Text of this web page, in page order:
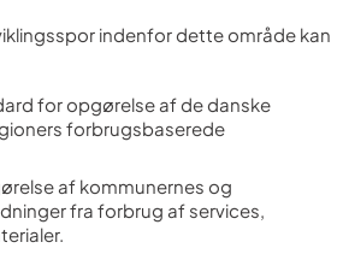
indenfor dette område kan
for opgørelse af de danske
forbrugsbaserede
af kommunernes og
fra forbrug af services,